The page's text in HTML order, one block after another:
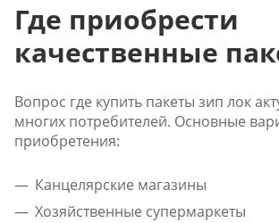
Где приобрести
качественные
Вопрос где купить пакеты зип лок
многих потребителей. Основные
приобретения:
Канцелярские магазины
Хозяйственные супермаркеты